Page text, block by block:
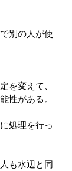
別の人が使
を変えて、
性がある。
処理を行っ
も水辺と同